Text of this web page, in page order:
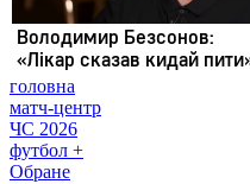
головна
матч-центр
ЧС 2026
футбол +
Обране